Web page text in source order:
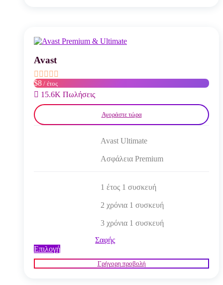
επιλογές
του
προϊόντος
Avast
$8 / έτος
15.6K Πωλήσεις
Αγοράστε τώρα
Avast Ultimate
Ασφάλεια Premium
1 έτος 1 συσκευή
2 χρόνια 1 συσκευή
3 χρόνια 1 συσκευή
Σαφής
ΕπιλογήΑυτό
το
προϊόν
Γρήγορη προβολή